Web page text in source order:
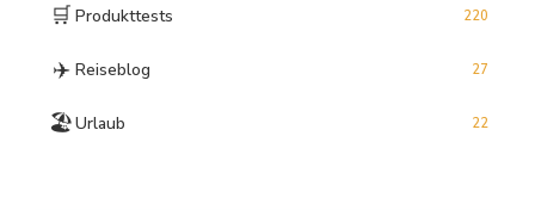
🛒 Produkttests 220
✈️ Reiseblog 27
🏖️Urlaub 22